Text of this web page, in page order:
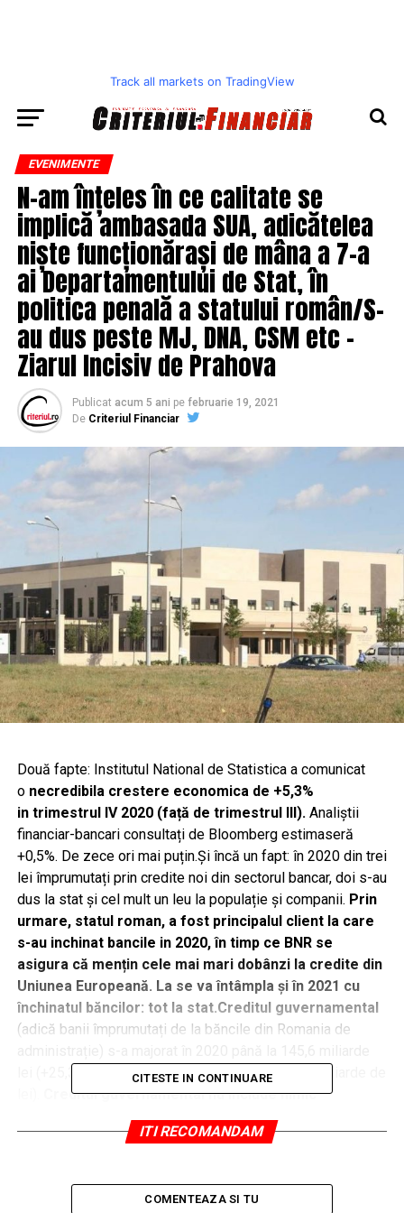
Track all markets on TradingView
EVENIMENTE
N-am înțeles în ce calitate se
implică ambasada SUA, adicătelea
niște funcționărași de mâna a 7-a
ai Departamentului de Stat, în
politica penală a statului român/S-
au dus peste MJ, DNA, CSM etc –
Ziarul Incisiv de Prahova
Publicat acum 5 ani pe februarie 19, 2021
De Criteriul Financiar
Două fapte: Institutul National de Statistica a comunicat
o necredibila crestere economica de +5,3%
in trimestrul IV 2020 (față de trimestrul III).Analiștii
financiar-bancari consultați de Bloomberg estimaseră
+0,5%. De zece ori mai puțin.Și încă un fapt: în 2020 din trei
lei împrumutați prin credite noi din sectorul bancar, doi s-au
dus la stat și cel mult un leu la populație și companii. Prin
urmare, statul roman, a fost principalul client la care
s-au inchinat bancile in 2020, în timp ce BNR se
asigura că mențin cele mai mari dobânzi la credite din
Uniunea Europeană. La se va întâmpla și în 2021 cu
închinatul băncilor: tot la stat.Creditul guvernamental
(adică banii împrumutați de la băncile din Romania de
lei (+25,3% într-un singura an, respectiv cu 29,4 miliarde de
Creditul guvernamental nu include nimic
neperformant, pentru ca statul nu e in default.
neguvernamental
în schimb (pentru populație și
împrumuturile devenite neperformante, s-a majorat cu doar
5,5% într-un singur an, respectiv cu doar
CITESTE IN CONTINUARE
ITI RECOMANDAM
COMENTEAZA SI TU